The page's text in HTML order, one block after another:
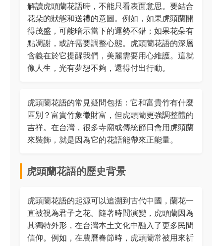
解讀虎頭蘭花語時，不能只看表面意思。要結合
花朵的狀態和送禮的意圖。例如，如果虎頭蘭開
得茂盛，可能暗示當下的運勢不錯；如果花朵有
點凋謝，或許需要調整心態。虎頭蘭花語的深層
含義在於它提醒我們，美麗需要用心維護。這就
像人生，光有夢想不夠，還得付出行動。
虎頭蘭花語的常見疑問包括：它和富貴竹有什麼
區別？富貴竹象徵財富，但虎頭蘭更強調整體的
吉祥。在台灣，很多寺廟或傳統節日會用虎頭蘭
來裝飾，就是因為它的花語能帶來正能量。
虎頭蘭花語的歷史背景
虎頭蘭花語的起源可以追溯到古代中國，蘭花一
直被視為君子之花。隨著時間演變，虎頭蘭因為
其獨特外形，在台灣本土文化中融入了更多民間
信仰。例如，在農曆春節時，虎頭蘭常被用來祈